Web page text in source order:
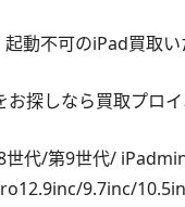
動不可のiPad買取い
探しなら買取プロ
世代/第9世代/
9.7inc/